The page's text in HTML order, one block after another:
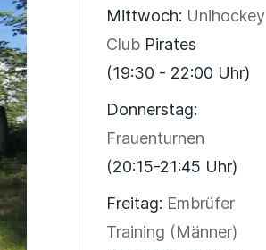
Mittwoch: Unihockey
Club Pirates
(19:30 - 22:00 Uhr)
Donnerstag:
Frauenturnen
(20:15-21:45 Uhr)
Freitag: Embrüfer
Training (Männer)